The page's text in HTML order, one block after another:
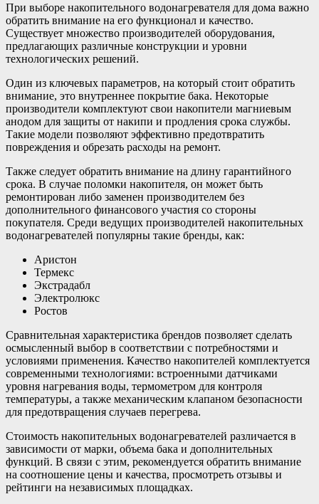
При выборе накопительного водонагревателя для дома важно
обратить внимание на его функционал и качество.
Существует множество производителей оборудования,
предлагающих различные конструкции и уровни
технологических решений.
Один из ключевых параметров, на который стоит обратить
внимание, это внутреннее покрытие бака. Некоторые
производители комплектуют свои накопители магниевым
анодом для защиты от накипи и продления срока службы.
Такие модели позволяют эффективно предотвратить
повреждения и обрезать расходы на ремонт.
Также следует обратить внимание на длину гарантийного
срока. В случае поломки накопителя, он может быть
ремонтирован либо заменен производителем без
дополнительного финансового участия со стороны
покупателя. Среди ведущих производителей накопительных
водонагревателей популярны такие бренды, как:
Аристон
Термекс
Экстрадабл
Электролюкс
Ростов
Сравнительная характеристика брендов позволяет сделать
осмысленный выбор в соответствии с потребностями и
условиями применения. Качество накопителей комплектуется
современными технологиями: встроенными датчиками
уровня нагревания воды, термометром для контроля
температуры, а также механическим клапаном безопасности
для предотвращения случаев перегрева.
Стоимость накопительных водонагревателей различается в
зависимости от марки, объема бака и дополнительных
функций. В связи с этим, рекомендуется обратить внимание
на соотношение цены и качества, просмотреть отзывы и
рейтинги на независимых площадках.